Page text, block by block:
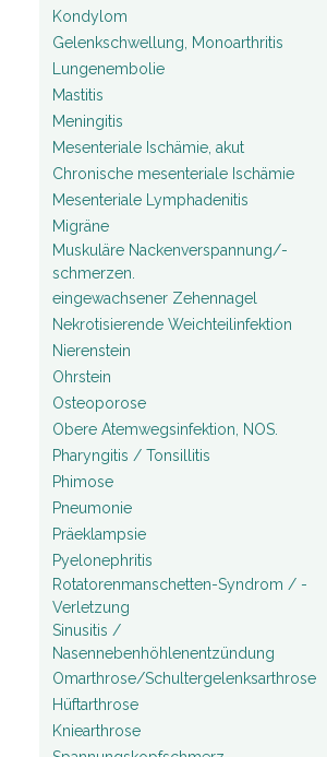
Kondylom
Gelenkschwellung, Monoarthritis
Lungenembolie
Mastitis
Meningitis
Mesenteriale Ischämie, akut
Chronische mesenteriale Ischämie
Mesenteriale Lymphadenitis
Migräne
Muskuläre Nackenverspannung/-
schmerzen.
eingewachsener Zehennagel
Nekrotisierende Weichteilinfektion
Nierenstein
Ohrstein
Osteoporose
Obere Atemwegsinfektion, NOS.
Pharyngitis / Tonsillitis
Phimose
Pneumonie
Präeklampsie
Pyelonephritis
Rotatorenmanschetten-Syndrom / -
Verletzung
Sinusitis /
Nasennebenhöhlenentzündung
Omarthrose/Schultergelenksarthrose
Hüftarthrose
Kniearthrose